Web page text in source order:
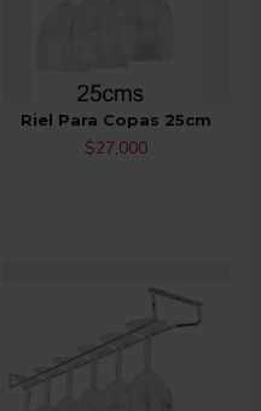
Riel Para Copas 25cm
$27,000